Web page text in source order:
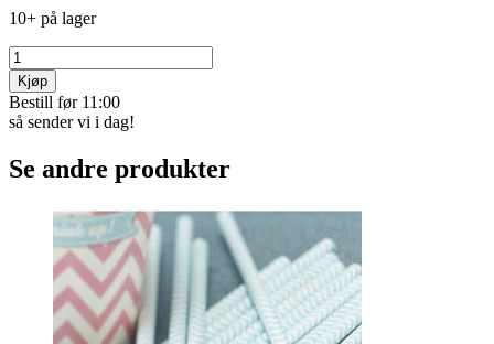
10+ på lager
Kjøp
Bestill før 11:00
så sender vi i dag!
Se andre produkter